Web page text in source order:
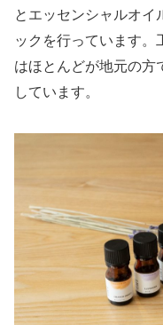
とエッセンシャルオイ
ックを行っています。
はほとんどが地元の方
しています。